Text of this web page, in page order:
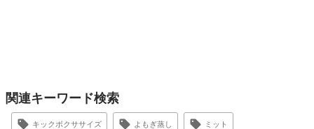
関連キーワード検索
キックボクササイズ よもぎ蒸し ミット